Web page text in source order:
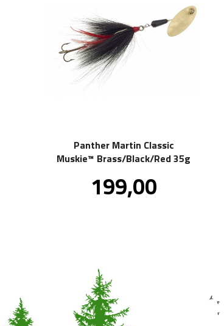
Panther Martin Classic
Muskie™ Brass/Black/Red 35g
Pris
199,00mva.